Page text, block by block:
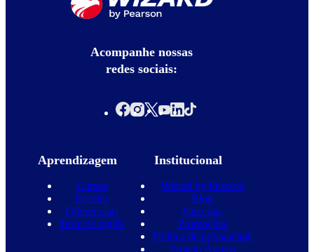
Acompanhe nossas
redes sociais:
Aprendizagem
Cursos
Escolas
Diferenciais
Teste de inglês
Institucional
Wizard by Pearson
Blog
Parcerias
Promoções
Política de privacidade
Projeto Águias